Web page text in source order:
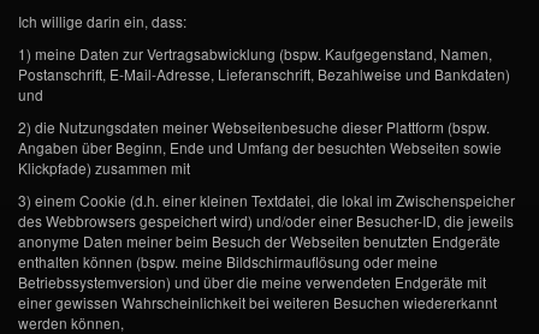
Ich willige darin ein, dass:
1) meine Daten zur Vertragsabwicklung (bspw. Kaufgegenstand, Namen,
Postanschrift, E-Mail-Adresse, Lieferanschrift, Bezahlweise und Bankdaten)
und
2) die Nutzungsdaten meiner Webseitenbesuche dieser Plattform (bspw.
Angaben über Beginn, Ende und Umfang der besuchten Webseiten sowie
Klickpfade) zusammen mit
3) einem Cookie (d.h. einer kleinen Textdatei, die lokal im Zwischenspeicher
des Webbrowsers gespeichert wird) und/oder einer Besucher-ID, die jeweils
anonyme Daten meiner beim Besuch der Webseiten benutzten Endgeräte
enthalten können (bspw. meine Bildschirmauflösung oder meine
Betriebssystemversion) und über die meine verwendeten Endgeräte mit
einer gewissen Wahrscheinlichkeit bei weiteren Besuchen wiedererkannt
werden können,